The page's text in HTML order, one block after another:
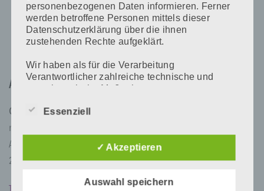
Adresse
Contur Line
med ästhetik institut GmbH
Alexanderstr. 125
26121 Oldenburg
personenbezogenen Daten informieren. Ferner
werden betroffene Personen mittels dieser
Datenschutzerklärung über die ihnen
zustehenden Rechte aufgeklärt.
Wir haben als für die Verarbeitung
Verantwortlicher zahlreiche technische und
organisatorische Maßnahmen umgesetzt, um
diese Internetseite verarbeiteten
Dennoch können Internetbasierte
Datenübertragungen grundsätzlich
Sicherheitslücken aufweisen, sodass ein
kann. Aus diesem Grund steht es jeder
Essenziell
✓ Akzeptieren
Auswahl speichern